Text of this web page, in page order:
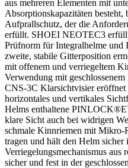
aus mehreren Elementen mit
Absorptionskapazitäten besteht,
Aufprallschutz, der die
erfüllt. SHOEI NEOTEC3
Prüfnorm für Integralhelme und
zweite, stabile Gitterposition
mit offenem und verriegeltem
Verwendung mit
CNS-3C Klarsichtvisier eröffnet
horizontales und vertikales
Helms enthaltene
klare Sicht auch bei widrigen
schmale Kinnriemen mit Mikro-
tragen und hält den Helm sicher
Verriegelungsmechanismus aus
sicher und fest in der